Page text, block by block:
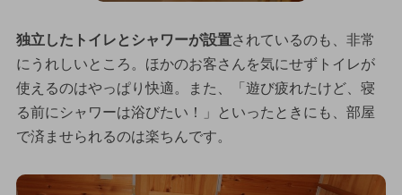
独立したトイレとシャワーが設置されているのも、非常
にうれしいところ。ほかのお客さんを気にせずトイレが
使えるのはやっぱり快適。また、「遊び疲れたけど、寝
る前にシャワーは浴びたい！」といったときにも、部屋
で済ませられるのは楽ちんです。